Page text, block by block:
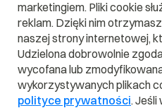
A B C D E
J
K L M N
S
T U V W
marketingiem. Pliki cookie
reklam. Dzięki nim
naszej strony internetowej,
Udzielona dobrowolnie
wycofana lub
wykorzystywanych plikach
polityce prywatności. Jeśli